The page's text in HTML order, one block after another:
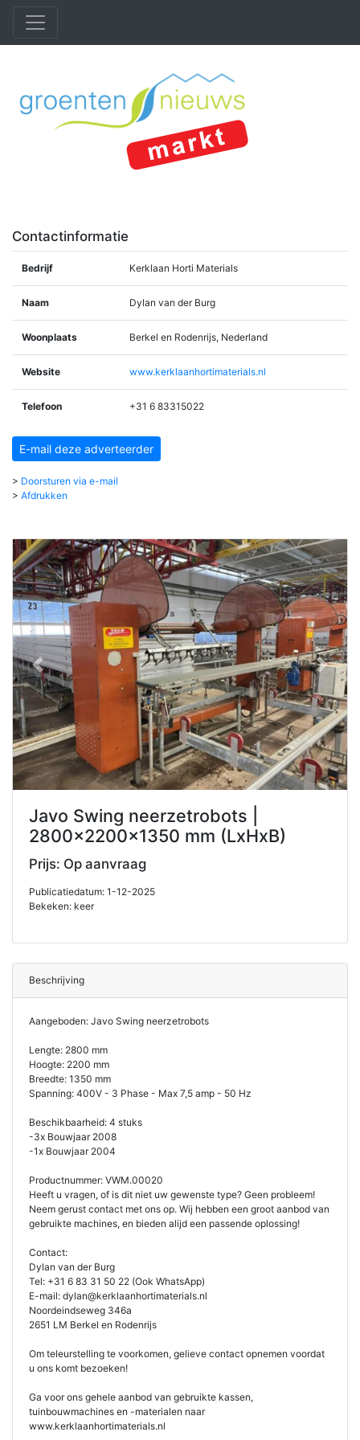
Contactinformatie
Bedrijf Kerklaan Horti Materials
Naam Dylan van der Burg
Woonplaats Berkel en Rodenrijs, Nederland
Website www.kerklaanhortimaterials.nl
Telefoon +31 6 83315022
E-mail deze adverteerder
> Doorsturen via e-mail
> Afdrukken
vorige
Javo Swing neerzetrobots |
2800x2200x1350 mm (LxHxB)
Prijs: Op aanvraag
Publicatiedatum: 1-12-2025
Bekeken: keer
Beschrijving
Aangeboden: Javo Swing neerzetrobots
Lengte: 2800 mm
Hoogte: 2200 mm
Breedte: 1350 mm
Spanning: 400V - 3 Phase - Max 7,5 amp - 50 Hz
Beschikbaarheid: 4 stuks
-3x Bouwjaar 2008
-1x Bouwjaar 2004
Productnummer: VWM.00020
Heeft u vragen, of is dit niet uw gewenste type? Geen probleem!
Neem gerust contact met ons op. Wij hebben een groot aanbod van
gebruikte machines, en bieden alijd een passende oplossing!
Contact:
Dylan van der Burg
Tel: +31 6 83 31 50 22 (Ook WhatsApp)
E-mail: dylan@kerklaanhortimaterials.nl
Noordeindseweg 346a
2651 LM Berkel en Rodenrijs
Om teleurstelling te voorkomen, gelieve contact opnemen voordat
u ons komt bezoeken!
Ga voor ons gehele aanbod van gebruikte kassen,
tuinbouwmachines en -materialen naar
www.kerklaanhortimaterials.nl